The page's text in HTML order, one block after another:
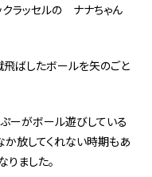
クラッセルの ナナちゃん
飛ばしたボールを矢のごと
ーがボール遊びしている
放してくれない時期もあ
りました。